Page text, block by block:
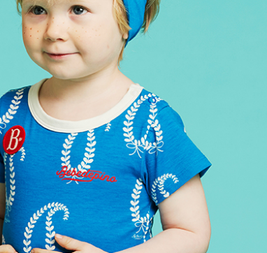
전체 다운로드
쇼핑 계속하기